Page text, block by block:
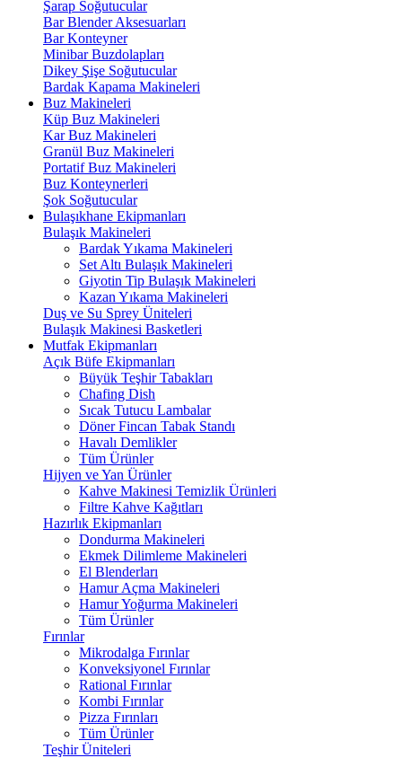
Şarap Soğutucular
Bar Blender Aksesuarları
Bar Konteyner
Minibar Buzdolapları
Dikey Şişe Soğutucular
Bardak Kapama Makineleri
Buz Makineleri
Küp Buz Makineleri
Kar Buz Makineleri
Granül Buz Makineleri
Portatif Buz Makineleri
Buz Konteynerleri
Şok Soğutucular
Bulaşıkhane Ekipmanları
Bulaşık Makineleri
Bardak Yıkama Makineleri
Set Altı Bulaşık Makineleri
Giyotin Tip Bulaşık Makineleri
Kazan Yıkama Makineleri
Duş ve Su Sprey Üniteleri
Bulaşık Makinesi Basketleri
Mutfak Ekipmanları
Açık Büfe Ekipmanları
Büyük Teşhir Tabakları
Chafing Dish
Sıcak Tutucu Lambalar
Döner Fincan Tabak Standı
Havalı Demlikler
Tüm Ürünler
Hijyen ve Yan Ürünler
Kahve Makinesi Temizlik Ürünleri
Filtre Kahve Kağıtları
Hazırlık Ekipmanları
Dondurma Makineleri
Ekmek Dilimleme Makineleri
El Blenderları
Hamur Açma Makineleri
Hamur Yoğurma Makineleri
Tüm Ürünler
Fırınlar
Mikrodalga Fırınlar
Konveksiyonel Fırınlar
Rational Fırınlar
Kombi Fırınlar
Pizza Fırınları
Tüm Ürünler
Teşhir Üniteleri